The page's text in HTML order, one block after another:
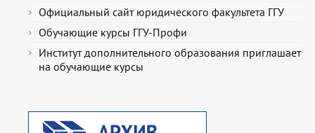
Официальный сайт юридического факультета ГГУ
Обучающие курсы ГГУ-Профи
Институт дополнительного образования приглашает
на обучающие курсы